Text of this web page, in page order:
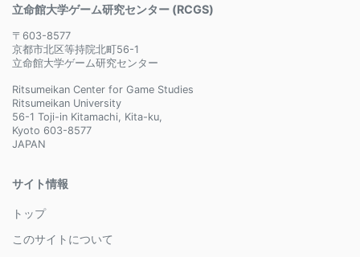
立命館大学ゲーム研究センター (RCGS)
〒603-8577
京都市北区等持院北町56-1
立命館大学ゲーム研究センター
Ritsumeikan Center for Game Studies
Ritsumeikan University
56-1 Toji-in Kitamachi, Kita-ku,
Kyoto 603-8577
JAPAN
サイト情報
トップ
このサイトについて